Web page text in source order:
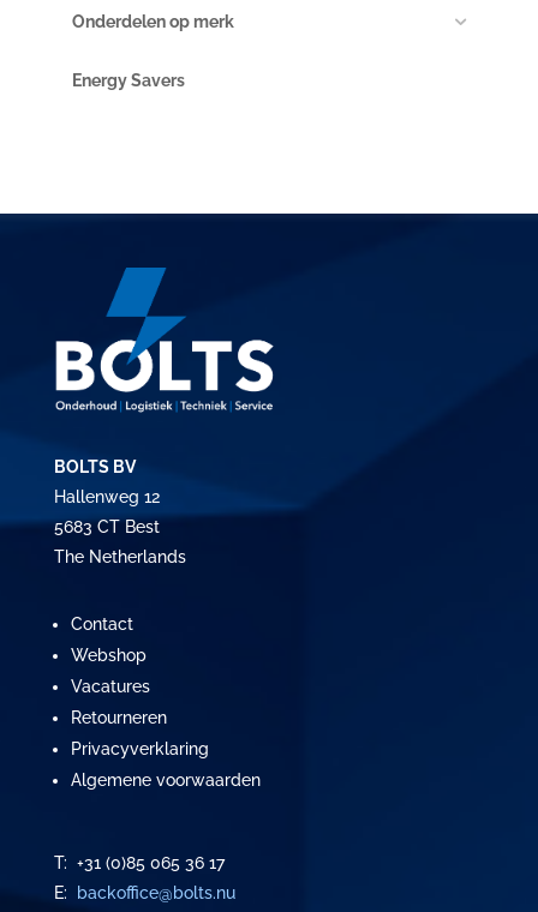
Onderdelen op merk
Energy Savers
BOLTS BV
Hallenweg 12
5683 CT Best
The Netherlands
Contact
Webshop
Vacatures
Retourneren
Privacyverklaring
Algemene voorwaarden
T: +31 (0)85 065 36 17
E:
backoffice@bolts.nu